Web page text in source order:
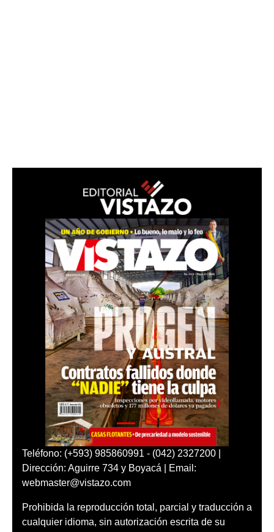
Teléfono: (+593) 985860991 - (042) 2327200 |
Dirección: Aguirre 734 y Boyacá | Email:
webmaster@vistazo.com
Prohibida la reproducción total, parcial y traducción a
cualquier idioma, sin autorización escrita de su